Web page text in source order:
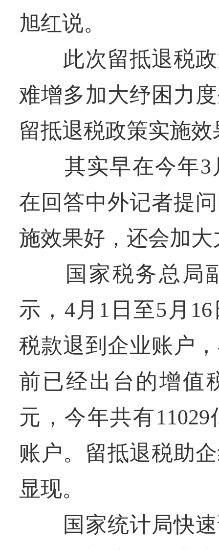
旭红说。
此次留抵退税政
难增多加大纾困力
留抵退税政策实施
其实早在今年3
在回答中外记者提
施效果好，还会加大
国家税务总局副
示，4月1日至5月
税款退到企业账户
前已经出台的增值
元，今年共有
账户。留抵退税助
显现。
国家统计局快速